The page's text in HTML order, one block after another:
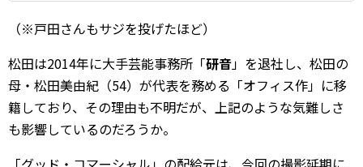
（※戸田さんもサジを投げたほど）
松田は2014年に大手芸能事務所「研音」を退社し、松田の
母・松田美由紀（54）が代表を務める「オフィス作」に移
籍しており、その理由も不明だが、上記のような気難しさ
も影響しているのだろうか。